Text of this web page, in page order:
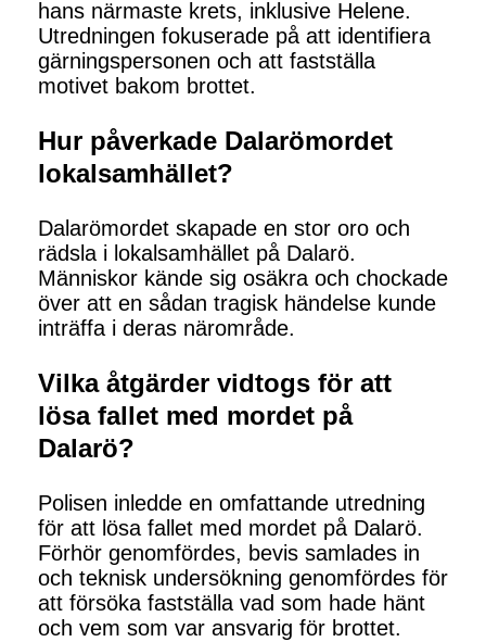
hans närmaste krets, inklusive Helene.
Utredningen fokuserade på att identifiera
gärningspersonen och att fastställa
motivet bakom brottet.
Hur påverkade Dalarömordet
lokalsamhället?
Dalarömordet skapade en stor oro och
rädsla i lokalsamhället på Dalarö.
Människor kände sig osäkra och chockade
över att en sådan tragisk händelse kunde
inträffa i deras närområde.
Vilka åtgärder vidtogs för att
lösa fallet med mordet på
Dalarö?
Polisen inledde en omfattande utredning
för att lösa fallet med mordet på Dalarö.
Förhör genomfördes, bevis samlades in
och teknisk undersökning genomfördes för
att försöka fastställa vad som hade hänt
och vem som var ansvarig för brottet.